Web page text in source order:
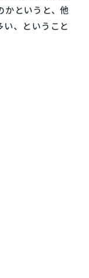
かというと、他
い、ということ